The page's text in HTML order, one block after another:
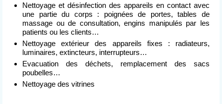
Nettoyage et désinfection des appareils en contact avec
une partie du corps : poignées de portes, tables de
massage ou de consultation, engins manipulés par les
patients ou les clients…
Nettoyage extérieur des appareils fixes : radiateurs,
luminaires, extincteurs, interrupteurs…
Evacuation des déchets, remplacement des sacs
poubelles…
Nettoyage des vitrines